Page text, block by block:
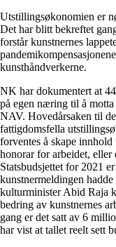
Utstillingsøkonomien er
Det har blitt bekreftet
forstår kunstnernes
kunsthåndverkerne.
NK har dokumentert at
på egen næring til å
NAV. Hovedårsaken til
fattigdomsfella
forventes å skape
honorar for arbeidet, eller
Statsbudsjettet for 2021
kunstnermeldingen
kulturminister Abid Raja
bedring av kunstnernes
gang er det satt av 6
har vist at tallet reelt sett